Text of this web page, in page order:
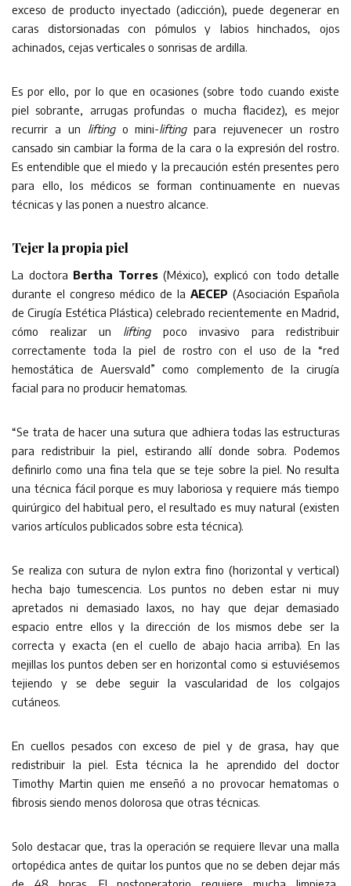
exceso de producto inyectado (adicción), puede degenerar en
caras distorsionadas con pómulos y labios hinchados, ojos
achinados, cejas verticales o sonrisas de ardilla.
Es por ello, por lo que en ocasiones (sobre todo cuando existe
piel sobrante, arrugas profundas o mucha flacidez), es mejor
recurrir a un liftingo mini-liftingpara rejuvenecer un rostro
cansado sin cambiar la forma de la cara o la expresión del rostro.
Es entendible que el miedo y la precaución estén presentes pero
para ello, los médicos se forman continuamente en nuevas
técnicas y las ponen a nuestro alcance.
Tejer la propia piel
La doctora Bertha Torres(México), explicó con todo detalle
durante el congreso médico de la AECEP (Asociación Española
de Cirugía Estética Plástica) celebrado recientemente en Madrid,
cómo realizar un liftingpoco invasivo para redistribuir
correctamente toda la piel de rostro con el uso de la “red
hemostática de Auersvald” como complemento de la cirugía
facial para no producir hematomas.
“Se trata de hacer una sutura que adhiera todas las estructuras
para redistribuir la piel, estirando allí donde sobra. Podemos
definirlo como una fina tela que se teje sobre la piel. No resulta
una técnica fácil porque es muy laboriosa y requiere más tiempo
quirúrgico del habitual pero, el resultado es muy natural (existen
varios artículos publicados sobre esta técnica).
Se realiza con sutura de nylon extra fino (horizontal y vertical)
hecha bajo tumescencia. Los puntos no deben estar ni muy
apretados ni demasiado laxos, no hay que dejar demasiado
espacio entre ellos y la dirección de los mismos debe ser la
correcta y exacta (en el cuello de abajo hacia arriba). En las
mejillas los puntos deben ser en horizontal como si estuviésemos
tejiendo y se debe seguir la vascularidad de los colgajos
cutáneos.
En cuellos pesados con exceso de piel y de grasa, hay que
redistribuir la piel. Esta técnica la he aprendido del doctor
Timothy Martin quien me enseñó a no provocar hematomas o
fibrosis siendo menos dolorosa que otras técnicas.
Solo destacar que, tras la operación se requiere llevar una malla
ortopédica antes de quitar los puntos que no se deben dejar más